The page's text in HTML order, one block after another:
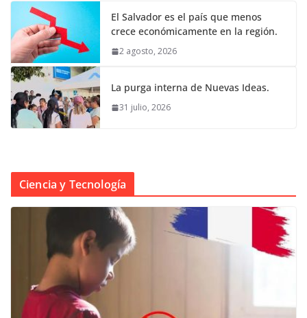
El Salvador es el país que menos
crece económicamente en la región.
2 agosto, 2026
La purga interna de Nuevas Ideas.
31 julio, 2026
Ciencia y Tecnología